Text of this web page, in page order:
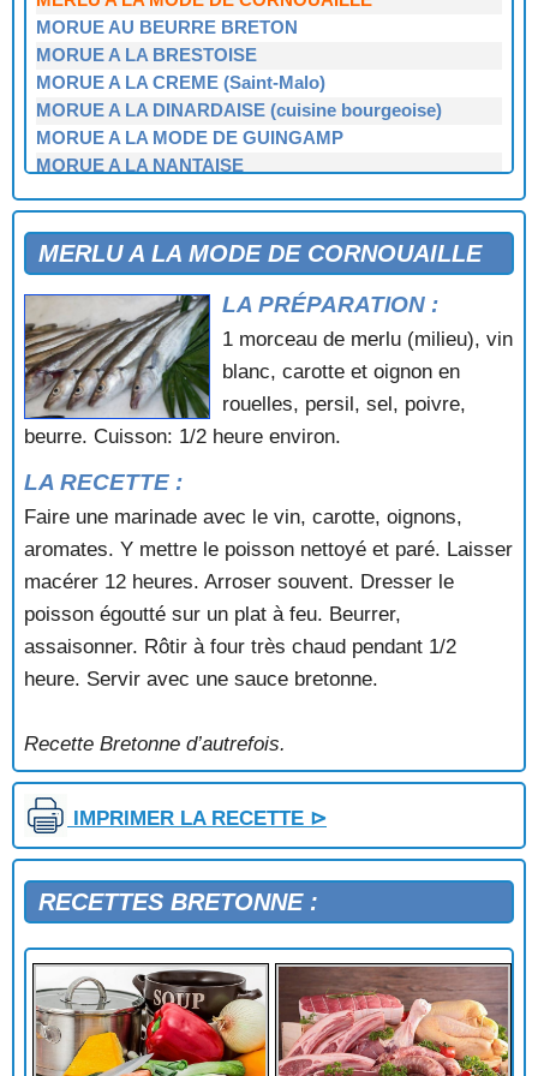
MORUE AU BEURRE BRETON
MORUE A LA BRESTOISE
MORUE A LA CREME (Saint-Malo)
MORUE A LA DINARDAISE (cuisine bourgeoise)
MORUE A LA MODE DE GUINGAMP
MORUE A LA NANTAISE
MORUE A LA RENNAISE (cuisine bourgeoise)
MORUE A LA TURBALLAISE
MORUE EN BEIGNETS, SAUCE BEAUMANOIR
MORUE PANÉE (Paramé)
MULETS AU MUSCADET
PÂTÉ DE THON (chaud) (en conserve)
PERCHE DE L'ETANG DU BOULET (Ille-et-Vilaine)
PERCHES (surnommées cailles d'eau douce)
POISSON SÉCHÉ DE L'ILE DE SEIN
RAGOUT DE LANGUES DE MORUES (Cancale)
RAIE BOUCLÉE AU BEURRE NOIR (toute la côte)
RAIE DES CONSERVEURS (Sud-Finistère)
ROUGET A LA MODE D'ACHILLE (Cancale)
ROUGETS GRILLÉS A LA SAINT-MALO
SAINT-PIERRE A LA CORNOUAILLAISE
SARDINES EN PÂTE FEUILLETÉE OU FRIANDS
DOUARNENISTES
SARDINES FRAICHES A LA RENNAISE sur le gril
SARDINES SUR CANAPÉS OU CANAPÉS NANTAIS
(conserve)
SAUMON AU BLEU SAUCE BRETONNE
SAUMON DE MORLAIX GRILLÉ
SAUMON MARINÉ AUX CÂPRES
SOLE A LA BRETONNE
SOLE AU BEURRE (toutes les côtes)
SOLE COTE D'ÉMERAUDE
MERLU A LA MODE DE CORNOUAILLE
LA PRÉPARATION :
1 morceau de merlu (milieu), vin
blanc, carotte et oignon en
rouelles, persil, sel, poivre,
beurre. Cuisson: 1/2 heure environ.
LA RECETTE :
Faire une marinade avec le vin, carotte, oignons,
aromates. Y mettre le poisson nettoyé et paré. Laisser
macérer 12 heures. Arroser souvent. Dresser le
poisson égoutté sur un plat à feu. Beurrer,
assaisonner. Rôtir à four très chaud pendant 1/2
heure. Servir avec une sauce bretonne.
Recette Bretonne d’autrefois.
IMPRIMER LA RECETTE ⊳
RECETTES BRETONNE :